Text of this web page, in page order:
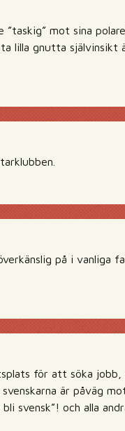
mot sina
lilla gnutta
på i vanliga
för att söka jobb,
är påväg
svensk”! och alla